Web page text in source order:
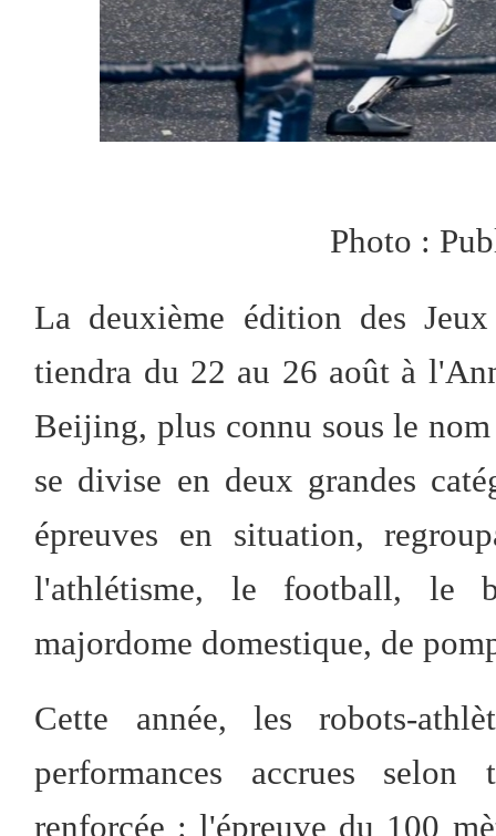
Photo :
La deuxième édition des
tiendra du 22 au 26 août à
Beijing, plus connu sous le
se divise en deux grandes
épreuves en situation,
l'athlétisme, le football, le
majordome domestique, de
Cette année, les robots-
performances accrues
renforcée : l'épreuve du 100